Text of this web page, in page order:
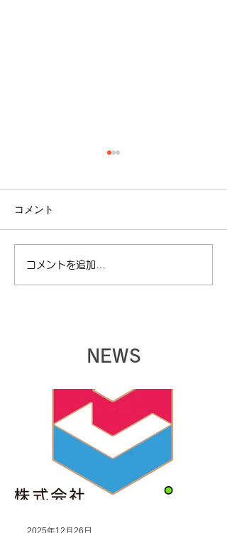
【夏季休暇に関してのお
知らせ】
コメント
コメントを追加…
NEWS
2025年12月26日